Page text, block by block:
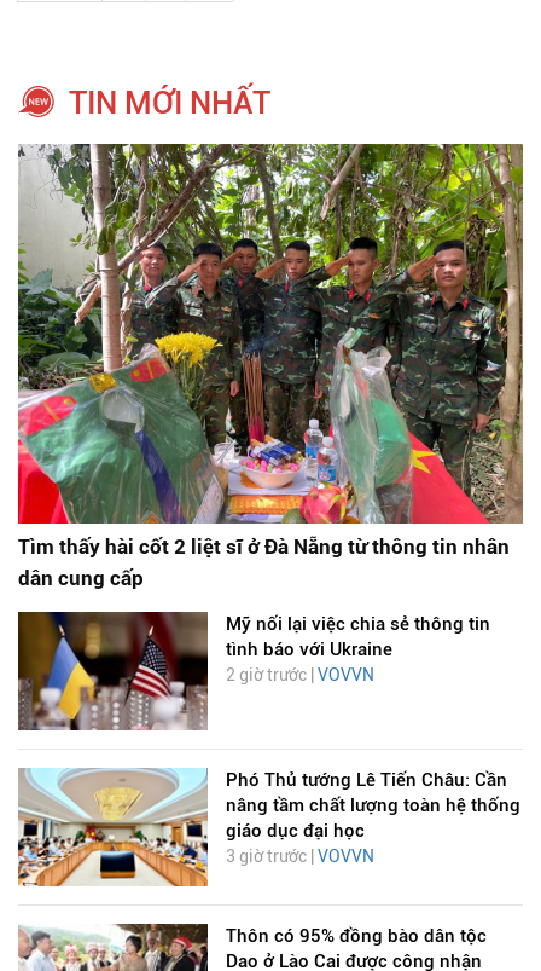
TIN MỚI NHẤT
Tìm thấy hài cốt 2 liệt sĩ ở Đà Nẵng từ thông tin nhân
dân cung cấp
Mỹ nối lại việc chia sẻ thông tin
tình báo với Ukraine
2 giờ trước | VOVVN
Phó Thủ tướng Lê Tiến Châu: Cần
nâng tầm chất lượng toàn hệ thống
giáo dục đại học
3 giờ trước | VOVVN
Thôn có 95% đồng bào dân tộc
Dao ở Lào Cai được công nhận